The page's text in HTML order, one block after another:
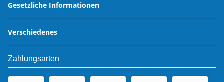
Gesetzliche Informationen
Verschiedenes
Zahlungsarten